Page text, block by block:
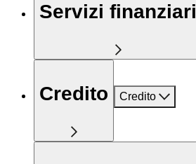
Servizi finanziari
Credito Credito